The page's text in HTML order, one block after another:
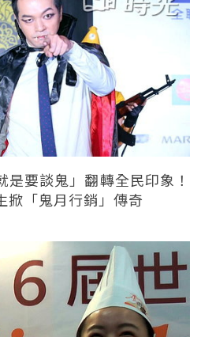
要談鬼」翻轉全民印象！
掀「鬼月行銷」傳奇